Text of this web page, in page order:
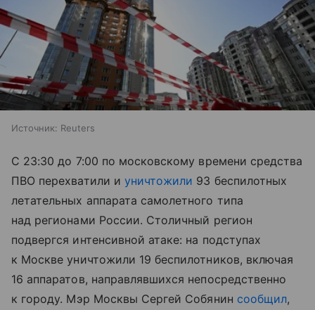
Источник: Reuters
С 23:30 до 7:00 по московскому времени средства
ПВО перехватили и уничтожили 93 беспилотных
летательных аппарата самолетного типа
над регионами России. Столичный регион
подвергся интенсивной атаке: на подступах
к Москве уничтожили 19 беспилотников, включая
16 аппаратов, направлявшихся непосредственно
к городу. Мэр Москвы Сергей Собянин сообщил,